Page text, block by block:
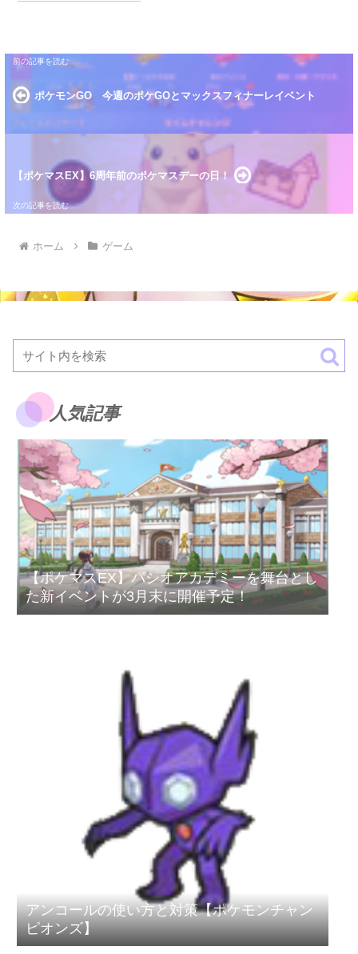
ポケモンGO 今週のポケGOとマックスフィナーレイベント
【ポケマスEX】6周年前のポケマスデーの日！
ホーム ゲーム
人気記事
【ポケマスEX】パシオアカデミーを舞台とし
た新イベントが3月末に開催予定！
アンコールの使い方と対策【ポケモンチャン
ピオンズ】